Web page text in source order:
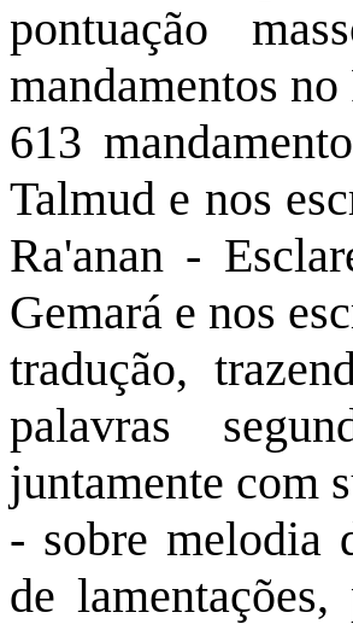
pontuação
mandamentos
613
Talmud e nos
Ra'anan -
Gemará e nos
tradução,
palavras
juntamente com
- sobre melodia
de